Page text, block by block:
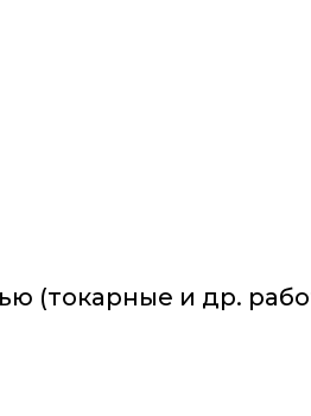
(токарные и др.